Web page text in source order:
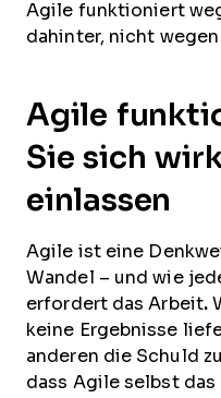
Agile funktioniert
dahinter, nicht
Agile
Sie sich
einlassen
Agile ist eine
Wandel – und wie
erfordert das Arbeit.
keine Ergebnisse
anderen die Schuld
dass Agile selbst